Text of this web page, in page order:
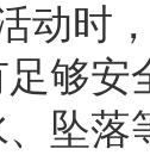
动时
够安
坠落